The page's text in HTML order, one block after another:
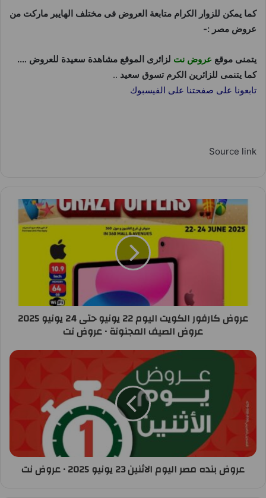
كما يمكن للزوار الكرام متابعة العروض فى مختلف الهايبر ماركت من
عروض مصر :-
يتمنى موقع عروض نت لزائرى الموقع مشاهدة سعيدة للعروض ….
كما يتنمى للزائرين الكرم تسوق سعيد ..
تابعونا على صفحتنا على الفيسبوك
Source link
عروض كارفور الكويت اليوم 22 يونيو حتى 24 يونيو 2025
عروض الصيف المجنونة • عروض نت
عروض بنده مصر اليوم الاثنين 23 يونيو 2025 • عروض نت